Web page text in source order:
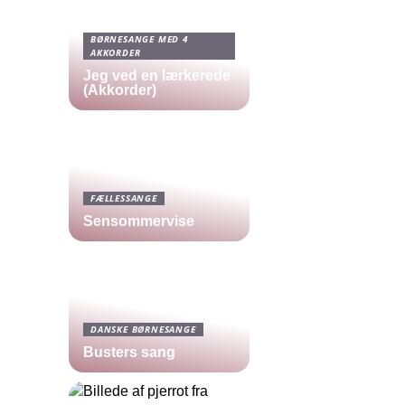
BØRNESANGE MED 4
AKKORDER
Jeg ved en lærkerede
(Akkorder)
FÆLLESSANGE
Sensommervise
DANSKE BØRNESANGE
Busters sang